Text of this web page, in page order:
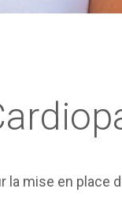
mise en place